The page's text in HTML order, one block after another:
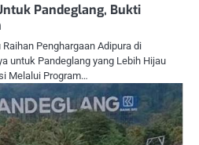
Pandeglang, Bukti
Penghargaan Adipura di
untuk Pandeglang yang Lebih Hijau
Melalui Program…